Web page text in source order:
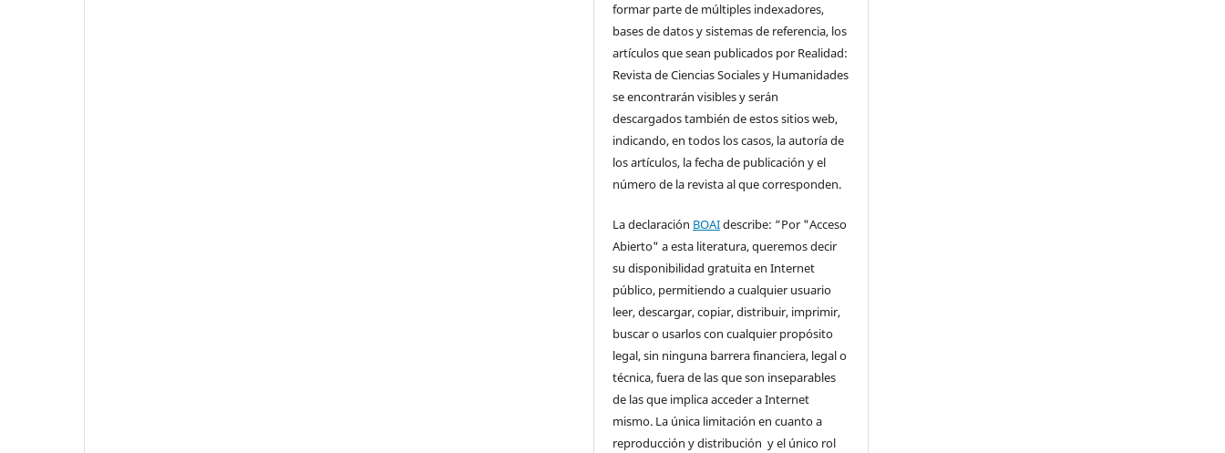
formar parte de múltiples indexadores,
bases de datos y sistemas de referencia, los
artículos que sean publicados por Realidad:
Revista de Ciencias Sociales y Humanidades
se encontrarán visibles y serán
descargados también de estos sitios web,
indicando, en todos los casos, la autoría de
los artículos, la fecha de publicación y el
número de la revista al que corresponden.
La declaración BOAIdescribe: “Por "Acceso
Abierto" a esta literatura, queremos decir
su disponibilidad gratuita en Internet
público, permitiendo a cualquier usuario
leer, descargar, copiar, distribuir, imprimir,
buscar o usarlos con cualquier propósito
legal, sin ninguna barrera financiera, legal o
técnica, fuera de las que son inseparables
de las que implica acceder a Internet
mismo. La única limitación en cuanto a
reproducción y distribución y el único rol